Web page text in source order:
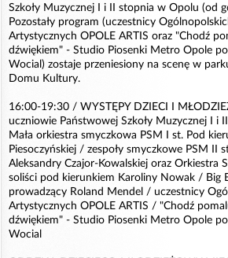
Szkoły Muzycznej I i II stopnia w Opolu (od
Pozostały program (uczestnicy
Artystycznych OPOLE ARTIS oraz "Chodź
dźwiękiem" - Studio Piosenki Metro Opole
Wocial) zostaje przeniesiony na scenę w
Domu Kultury.
16:00-19:30 / WYSTĘPY DZIECI I
uczniowie Państwowej Szkoły Muzycznej I i
Mała orkiestra smyczkowa PSM I st. Pod
Piesoczyńskiej / zespoły smyczkowe PSM II
Aleksandry Czajor-Kowalskiej oraz Orkiestra
soliści pod kierunkiem Karoliny Nowak / Big
prowadzący Roland Mendel / uczestnicy
Artystycznych OPOLE ARTIS / "Chodź
dźwiękiem" - Studio Piosenki Metro Opole
Wocial